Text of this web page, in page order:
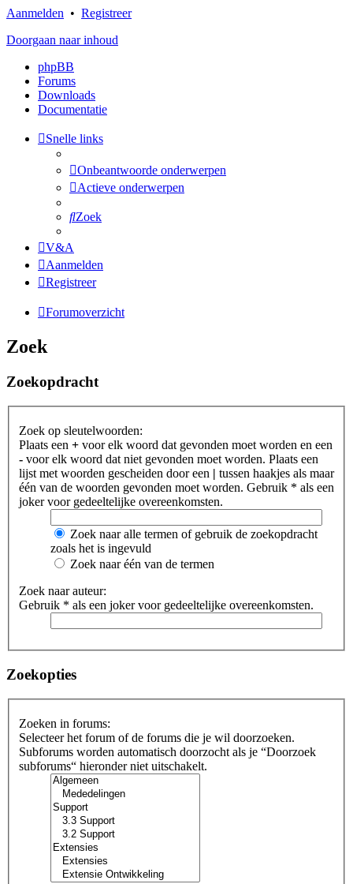
Aanmelden • Registreer
Doorgaan naar inhoud
phpBB
Forums
Downloads
Documentatie
Snelle links
Onbeantwoorde onderwerpen
Actieve onderwerpen
Zoek
V&A
Aanmelden
Registreer
Forumoverzicht
Zoek
Zoekopdracht
Zoek op sleutelwoorden:
Plaats een + voor elk woord dat gevonden moet worden en een
- voor elk woord dat niet gevonden moet worden. Plaats een
lijst met woorden gescheiden door een | tussen haakjes als maar
één van de woorden gevonden moet worden. Gebruik * als een
joker voor gedeeltelijke overeenkomsten.
Zoek naar alle termen of gebruik de zoekopdracht
zoals het is ingevuld
Zoek naar één van de termen
Zoek naar auteur:
Gebruik * als een joker voor gedeeltelijke overeenkomsten.
Zoekopties
Zoeken in forums:
Selecteer het forum of de forums die je wil doorzoeken.
Subforums worden automatisch doorzocht als je “Doorzoek
subforums“ hieronder niet uitschakelt.